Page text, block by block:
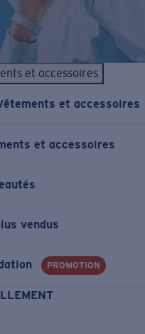
et accessoires
et accessoires
et accessoires
vendus
PROMOTION